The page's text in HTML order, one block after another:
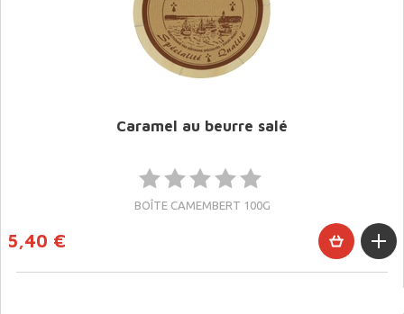
Caramel au beurre salé
BOÎTE CAMEMBERT 100G
5,40 €